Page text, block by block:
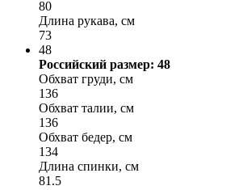
80
Длина рукава, см
73
48
Российский размер: 48
Обхват груди, см
136
Обхват талии, см
136
Обхват бедер, см
134
Длина спинки, см
81.5